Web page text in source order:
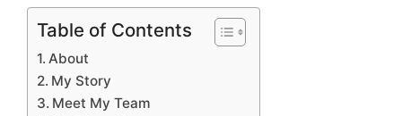
Table of Contents
About
My Story
Meet My Team